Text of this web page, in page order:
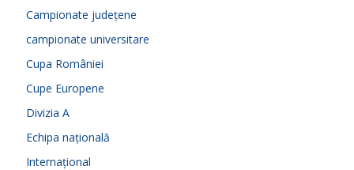
Campionate județene
campionate universitare
Cupa României
Cupe Europene
Divizia A
Echipa națională
Internațional